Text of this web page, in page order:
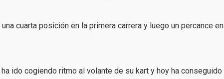
cuarta posición en la primera carrera y luego un percance en
ido cogiendo ritmo al volante de su kart y hoy ha conseguido